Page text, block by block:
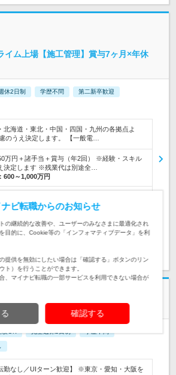
イム上場【施工管理】賞与7ヶ月×年休
休2日制 学歴不問 第二新卒歓迎
海道・東北・中国・四国・九州の各拠点よ
のうえ決定します。 【一般電…
万円＋諸手当＋賞与（年2回） ※経験・スキル
決定します ※残業代は別途全…
600～1,000万円
験者を歓迎】電気・空調・通信いずれかの経験
全実力重視！
月収45万円【管理スタッフ】未経験OK
勤なし／UIターン歓迎】 ※東京・愛知・大阪を
ビ転職からのお知らせ
の継続的な改善や、ユーザーのみなさまに最適化され
目的に、Cookie等の「インフォマティブデータ」を利
提供を無効にしたい場合は「確認する」ボタンのリン
ト）を行うことができます。
、マイナビ転職の一部サービスを利用できない場合が
確認する